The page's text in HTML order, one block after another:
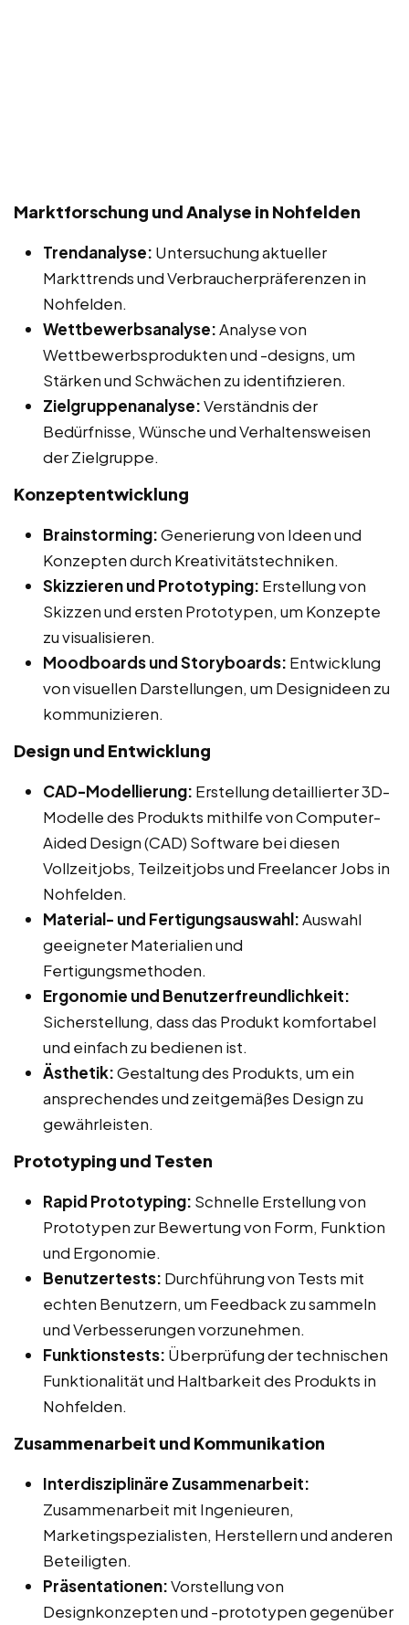
Marktforschung und Analyse in Nohfelden
Trendanalyse: Untersuchung aktueller
Markttrends und Verbraucherpräferenzen in
Nohfelden.
Wettbewerbsanalyse:Analyse von
Wettbewerbsprodukten und -designs, um
Stärken und Schwächen zu identifizieren.
Zielgruppenanalyse:Verständnis der
Bedürfnisse, Wünsche und Verhaltensweisen
der Zielgruppe.
Konzeptentwicklung
Brainstorming:Generierung von Ideen und
Konzepten durch Kreativitätstechniken.
Skizzieren und Prototyping: Erstellung von
Skizzen und ersten Prototypen, um Konzepte
zu visualisieren.
Moodboards und Storyboards: Entwicklung
von visuellen Darstellungen, um Designideen zu
kommunizieren.
Design und Entwicklung
CAD-Modellierung: Erstellung detaillierter 3D-
Modelle des Produkts mithilfe von Computer-
Aided Design (CAD) Software bei diesen
Vollzeitjobs, Teilzeitjobs und Freelancer Jobs in
Nohfelden.
Material- und Fertigungsauswahl:Auswahl
geeigneter Materialien und
Fertigungsmethoden.
Ergonomie und Benutzerfreundlichkeit:
Sicherstellung, dass das Produkt komfortabel
und einfach zu bedienen ist.
Ästhetik:Gestaltung des Produkts, um ein
ansprechendes und zeitgemäßes Design zu
gewährleisten.
Prototyping und Testen
Rapid Prototyping: Schnelle Erstellung von
Prototypen zur Bewertung von Form, Funktion
und Ergonomie.
Benutzertests: Durchführung von Tests mit
echten Benutzern, um Feedback zu sammeln
und Verbesserungen vorzunehmen.
Funktionstests: Überprüfung der technischen
Funktionalität und Haltbarkeit des Produkts in
Nohfelden.
Zusammenarbeit und Kommunikation
Interdisziplinäre Zusammenarbeit:
Zusammenarbeit mit Ingenieuren,
Marketingspezialisten, Herstellern und anderen
Beteiligten.
Präsentationen:Vorstellung von
Designkonzepten und -prototypen gegenüber